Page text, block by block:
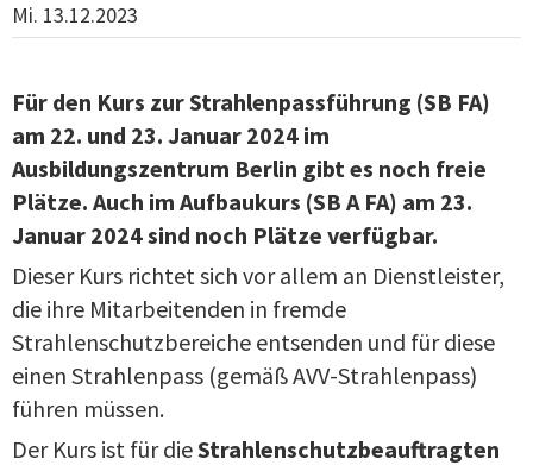
Mi. 13.12.2023
Für den Kurs zur Strahlenpassführung (SB FA)
am 22. und 23. Januar 2024 im
Ausbildungszentrum Berlin gibt es noch freie
Plätze. Auch im Aufbaukurs (SB A FA) am 23.
Januar 2024 sind noch Plätze verfügbar.
Dieser Kurs richtet sich vor allem an Dienstleister,
die ihre Mitarbeitenden in fremde
Strahlenschutzbereiche entsenden und für diese
einen Strahlenpass (gemäß AVV-Strahlenpass)
führen müssen.
Der Kurs ist für dieStrahlenschutzbeauftragten